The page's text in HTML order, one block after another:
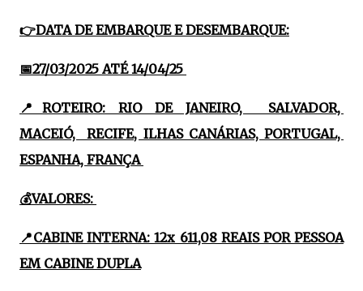
👉DATA DE EMBARQUE E DESEMBARQUE:
📅27/03/2025 ATÉ 14/04/25
📍ROTEIRO: RIO DE JANEIRO, SALVADOR,
MACEIÓ, RECIFE, ILHAS CANÁRIAS, PORTUGAL,
ESPANHA, FRANÇA
💰VALORES:
📍CABINE INTERNA: 12x 611,08 REAIS POR PESSOA
EM CABINE DUPLA